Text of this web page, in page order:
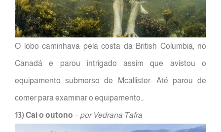
O lobo caminhava pela costa da British Columbia, no
Canadá e parou intrigado assim que avistou o
equipamento submerso de Mcallister. Até parou de
comer para examinar o equipamento…
13) Cai o outono – por Vedrana Tafra